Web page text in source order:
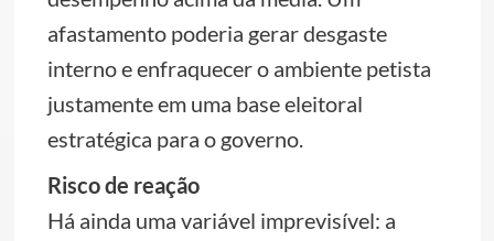
afastamento poderia gerar desgaste
interno e enfraquecer o ambiente petista
justamente em uma base eleitoral
estratégica para o governo.
Risco de reação
Há ainda uma variável imprevisível: a